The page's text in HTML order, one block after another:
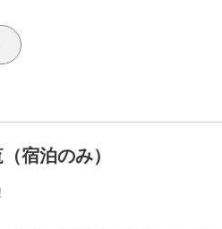
宿泊のみ）